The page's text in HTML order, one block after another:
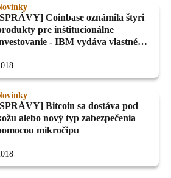
Coinbase oznámila štyri
pre inštitucionálne
- IBM vydáva vlastné
Bitcoin sa dostáva pod
alebo nový typ zabezpečenia
mikročipu